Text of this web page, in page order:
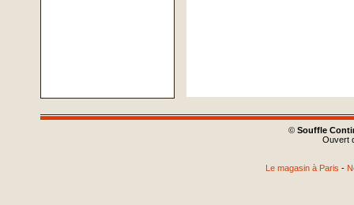
© Souffle
Ouvert
Le magasin à Paris -